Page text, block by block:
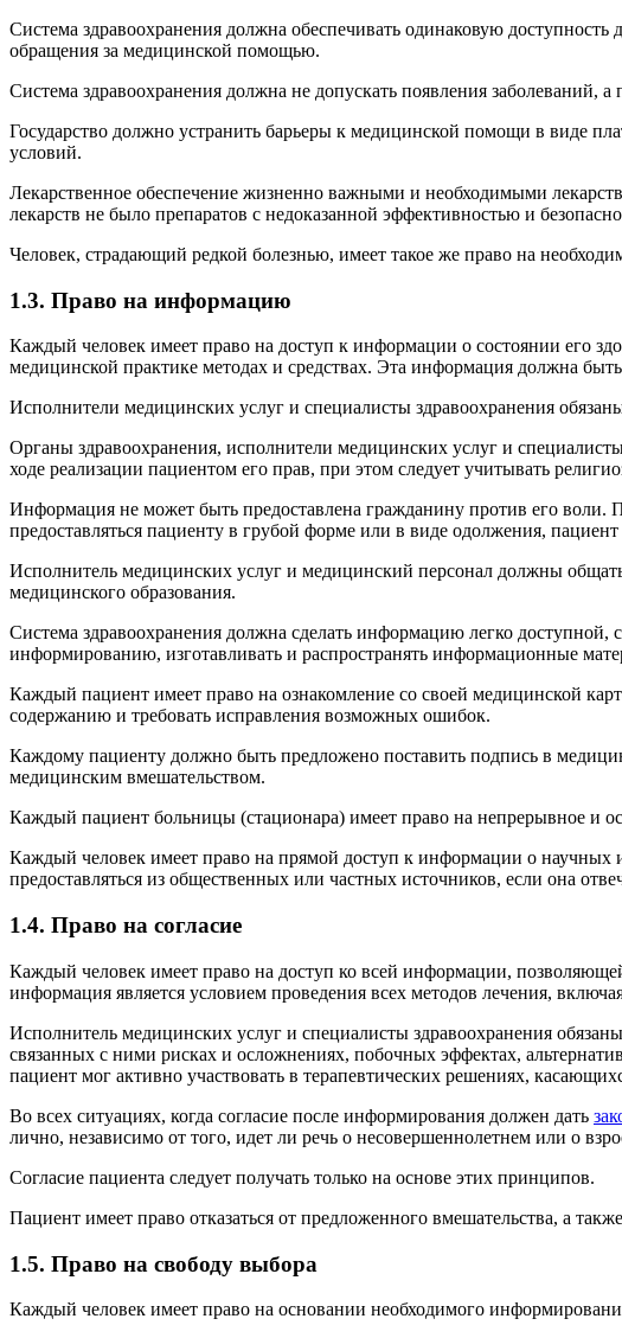
Система здравоохранения должна обеспечивать одинаковую
обращения за медицинской помощью.
Система здравоохранения должна не допускать появления заболеваний,
Государство должно устранить барьеры к медицинской помощи в виде
условий.
Лекарственное обеспечение жизненно важными и необходимыми
лекарств не было препаратов с недоказанной эффективностью и
Человек, страдающий редкой болезнью, имеет такое же право на
1.3. Право на информацию
Каждый человек имеет право на доступ к информации о состоянии его
медицинской практике методах и средствах. Эта информация должна
Исполнители медицинских услуг и специалисты здравоохранения
Органы здравоохранения, исполнители медицинских услуг и
ходе реализации пациентом его прав, при этом следует учитывать
Информация не может быть предоставлена гражданину против его
предоставляться пациенту в грубой форме или в виде одолжения,
Исполнитель медицинских услуг и медицинский персонал должны
медицинского образования.
Система здравоохранения должна сделать информацию легко
информированию, изготавливать и распространять информационные
Каждый пациент имеет право на ознакомление со своей медицинской
содержанию и требовать исправления возможных ошибок.
Каждому пациенту должно быть предложено поставить подпись в
медицинским вмешательством.
Каждый пациент больницы (стационара) имеет право на непрерывное и
Каждый человек имеет право на прямой доступ к информации о научных
предоставляться из общественных или частных источников, если она
1.4. Право на согласие
Каждый человек имеет право на доступ ко всей информации,
информация является условием проведения всех методов лечения,
Исполнитель медицинских услуг и специалисты здравоохранения
связанных с ними рисках и осложнениях, побочных эффектах,
пациент мог активно участвовать в терапевтических решениях,
Во всех ситуациях, когда согласие после информирования должен дать
лично, независимо от того, идет ли речь о несовершеннолетнем или о
Согласие пациента следует получать только на основе этих принципов.
Пациент имеет право отказаться от предложенного вмешательства, а
1.5. Право на свободу выбора
Каждый человек имеет право на основании необходимого